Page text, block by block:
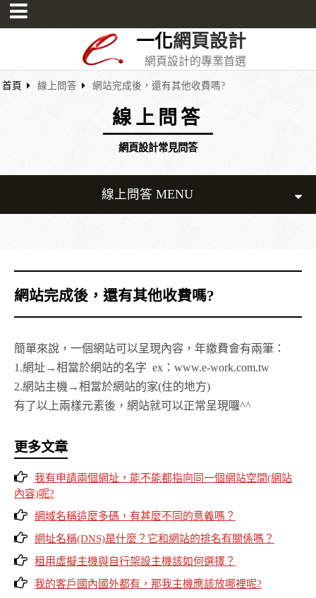
一化網頁設計
網頁設計的專業首選
首頁 線上問答 網站完成後，還有其他收費嗎?
線上問答
網頁設計常見問答
線上問答 MENU
網站完成後，還有其他收費嗎?
簡單來說，一個網站可以呈現內容，年繳費會有兩筆：
1.網址→相當於網站的名字 ex：www.e-work.com.tw
2.網站主機→相當於網站的家(住的地方)
有了以上兩樣元素後，網站就可以正常呈現囉^^
更多文章
我有申請兩個網址，能不能都指向同一個網站空間(網站
內容)呢?
網域名稱這麼多碼，有甚麼不同的意義嗎？
網址名稱(DNS)是什麼？它和網站的排名有關係嗎？
租用虛擬主機與自行架設主機該如何選擇？
我的客戶國內國外都有，那我主機應該放哪裡呢?